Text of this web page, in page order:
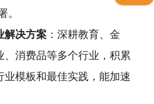
。
解决方案 ：深耕教育、金
、消费品等多个行业，积累
业模板和最佳实践，能加速